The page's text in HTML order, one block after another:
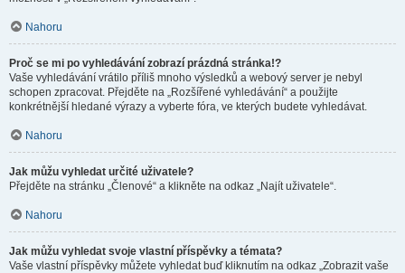
Nahoru
Proč se mi po vyhledávání zobrazí prázdná stránka!?
Vaše vyhledávání vrátilo příliš mnoho výsledků a webový server je nebyl
schopen zpracovat. Přejděte na „Rozšířené vyhledávání“ a použijte
konkrétnější hledané výrazy a vyberte fóra, ve kterých budete vyhledávat.
Nahoru
Jak můžu vyhledat určité uživatele?
Přejděte na stránku „Členové“ a klikněte na odkaz „Najít uživatele“.
Nahoru
Jak můžu vyhledat svoje vlastní příspěvky a témata?
Vaše vlastní příspěvky můžete vyhledat buď kliknutím na odkaz „Zobrazit vaše